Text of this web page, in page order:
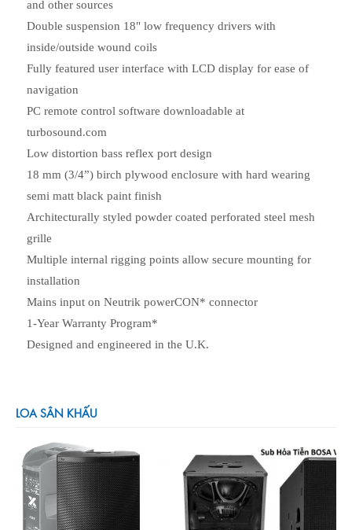
and other sources
Double suspension 18" low frequency drivers with
inside/outside wound coils
Fully featured user interface with LCD display for ease of
navigation
PC remote control software downloadable at
turbosound.com
Low distortion bass reflex port design
18 mm (3/4”) birch plywood enclosure with hard wearing
semi matt black paint finish
Architecturally styled powder coated perforated steel mesh
grille
Multiple internal rigging points allow secure mounting for
installation
Mains input on Neutrik powerCON* connector
1-Year Warranty Program*
Designed and engineered in the U.K.
LOA SÂN KHẤU